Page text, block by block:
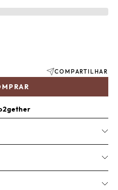
COMPARTILHAR